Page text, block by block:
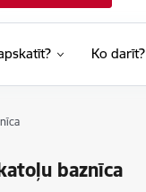
Ko darīt?
baznīca